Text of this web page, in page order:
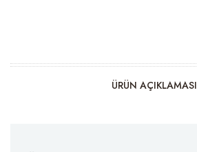
ÜRÜN AÇIKLAMASI